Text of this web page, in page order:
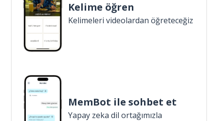
Kelime öğren
Kelimeleri videolardan öğreteceğiz
MemBot ile sohbet et
Yapay zeka dil ortağımızla